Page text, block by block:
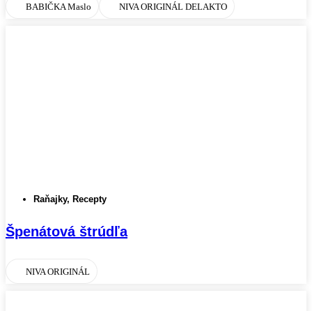
BABIČKA Maslo NIVA ORIGINÁL DELAKTO
Raňajky, Recepty
Špenátová štrúdľa
NIVA ORIGINÁL